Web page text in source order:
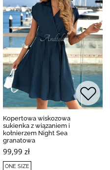
Kopertowa wiskozowa
sukienka z wiązaniem i
kołnierzem Night Sea
granatowa
99,99 zł
ONE SIZE